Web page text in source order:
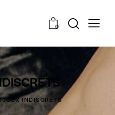
0
INDISCRETS